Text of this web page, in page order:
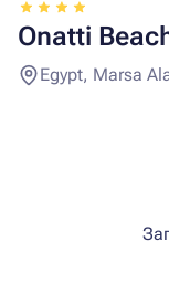
Onatti
Egypt, Marsa